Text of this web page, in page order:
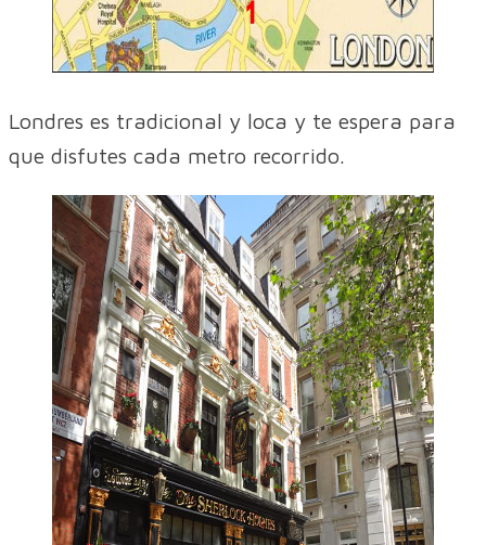
Londres es tradicional y loca y te espera para
que disfutes cada metro recorrido.